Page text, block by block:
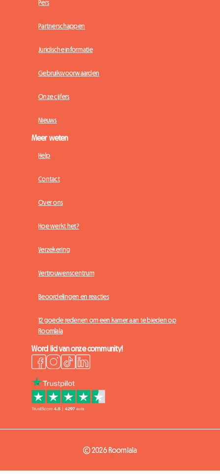
Pers
Partnerschappen
Juridische informatie
Gebruiksvoorwaarden
Onze cijfers
Nieuws
Meer weten
Help
Contact
Over ons
Hoe werkt het?
Verzekering
Vertrouwenscentrum
Beoordelingen en reacties
12 goede redenen om een kamer aan te bieden op
Roomlala
Word lid van onze community!
© 2026 Roomlala